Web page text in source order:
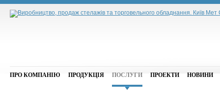
ПРО КОМПАНІЮ ПРОДУКЦІЯ ПОСЛУГИ ПРОЕКТИ НОВИНИ